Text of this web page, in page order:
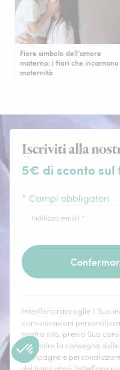
Fiore simbolo dell’amore
materno: i fiori che
maternità
Iscriviti alla
5€ di sconto sul
* Campi obbligatori
Indirizzo email *
Interflora raccoglie il Suo
comunicazioni
nostro sito, previo Suo
garantire la consegna
campagne e